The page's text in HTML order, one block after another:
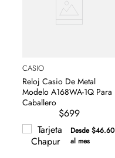
CASIO
Reloj Casio De Metal
Modelo A168WA-1Q Para
Caballero
$699
Desde $46.60
al mes